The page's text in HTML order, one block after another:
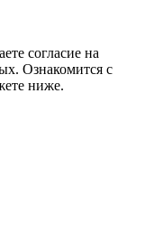
согласие на
Ознакомится с
ниже.